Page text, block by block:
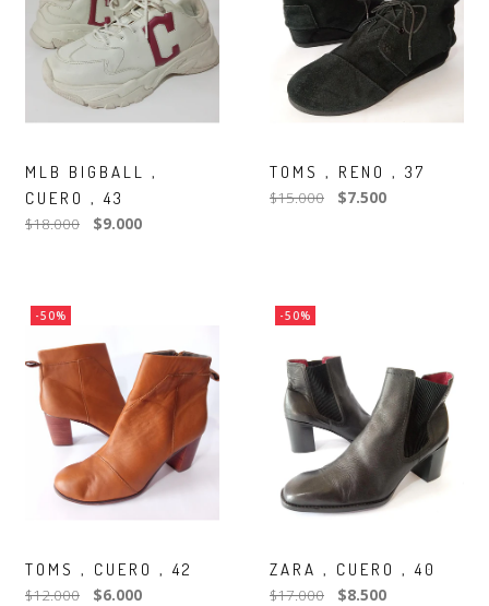
MLB BIGBALL ,
CUERO , 43
$18.000 $9.000
TOMS , RENO , 37
$15.000 $7.500
-50%
TOMS , CUERO , 42
$12.000 $6.000
-50%
ZARA , CUERO , 40
$17.000 $8.500